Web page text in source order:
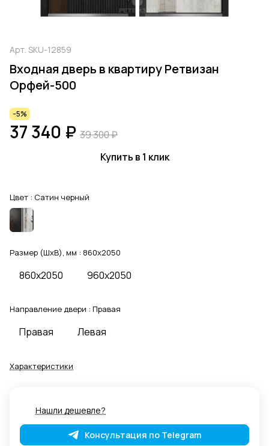
Арт. SKU-12859
Входная дверь в квартиру Ретвизан
Орфей-500
-5%
37 340 ₽ 39 300 ₽
Купить в 1 клик
Цвет : Сатин черный
Размер (ШхВ), мм : 860x2050
860x2050 960x2050
Направление двери : Правая
Правая Левая
Характеристики
Нашли дешевле?
Консультация по Telegram